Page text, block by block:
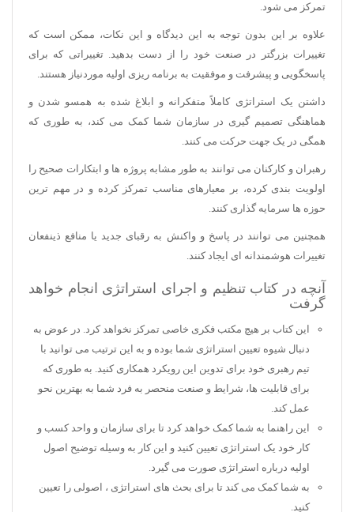
تمرکز می شود.
علاوه بر این بدون توجه به این دیدگاه و این نکات، ممکن است که
تغییرات بزرگتر در صنعت خود را از دست بدهید. تغییراتی که برای
پاسخگویی و پیشرفت و موفقیت به برنامه ریزی اولیه موردنیاز هستند.
داشتن یک استراتژی کاملاً متفکرانه و ابلاغ شده به همسو شدن و
هماهنگی تصمیم گیری در سازمان شما کمک می کند، به طوری که
همگی در یک جهت حرکت می کنند.
رهبران و کارکنان می توانند به طور مشابه پروژه ها و ابتکارات صحیح را
اولویت بندی کرده، بر معیارهای مناسب تمرکز کرده و در مهم ترین
حوزه ها سرمایه گذاری کنند.
همچنین می توانند در پاسخ و واکنش به رقبای جدید یا منافع ذینفعان
تغییرات هوشمندانه ای ایجاد کنند.
آنچه در کتاب تنظیم و اجرای استراتژی انجام خواهد
گرفت
این کتاب بر هیچ مکتب فکری خاصی تمرکز نخواهد کرد. در عوض به
دنبال شیوه تعیین استراتژی شما بوده و به این ترتیب می توانید با
تیم رهبری خود برای تدوین این رویکرد همکاری کنید. به طوری که
برای قابلیت ها، شرایط و صنعت منحصر به فرد شما به بهترین نحو
عمل کند.
این راهنما به شما کمک خواهد کرد تا برای سازمان و واحد کسب و
کار خود یک استراتژی تعیین کنید و این کار به وسیله توضیح اصول
اولیه درباره استراتژی صورت می گیرد.
به شما کمک می کند تا برای بحث های استراتژی ، اصولی را تعیین
کنید.